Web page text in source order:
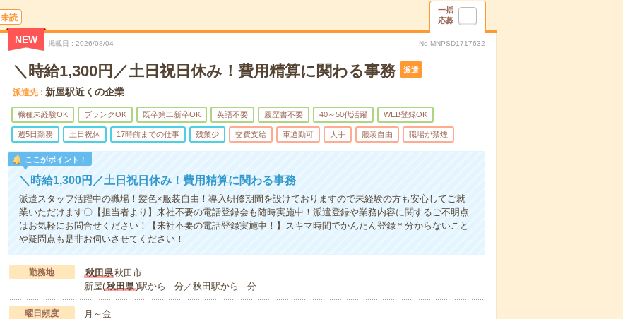
未読
一括
応募
NEW 掲載日 2026/08/04 No.MNPSD1717632
＼時給1,300円／土日祝日休み！費用精算に関わる事務 派遣
派遣先 新屋駅近くの企業
職種未経験OK ブランクOK 既卒第二新卒OK 英語不要 履歴書不要 40～50代活躍 WEB登録OK
週5日勤務 土日祝休 17時前までの仕事 残業少 交費支給 車通勤可 大手 服装自由 職場が禁煙
ここがポイント！
＼時給1,300円／土日祝日休み！費用精算に関わる事務
派遣スタッフ活躍中の職場！髪色×服装自由！導入研修期間を設けておりますので未経験の方も安心してご就
業いただけます〇【担当者より】来社不要の電話登録会も随時実施中！派遣登録や業務内容に関するご不明点
はお気軽にお問合せください！【来社不要の電話登録実施中！】スキマ時間でかんたん登録＊分からないこと
や疑問点も是非お伺いさせてください！
勤務地 秋田県秋田市
新屋(秋田県)駅から---分／秋田駅から---分
曜日頻度 月～金